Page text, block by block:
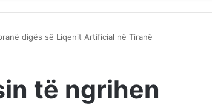
digës së Liqenit Artificial në Tiranë
të ngrihen